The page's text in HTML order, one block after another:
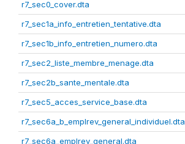
r7_sec0_cover.dta
r7_sec1a_info_entretien_tentative.dta
r7_sec1b_info_entretien_numero.dta
r7_sec2_liste_membre_menage.dta
r7_sec2b_sante_mentale.dta
r7_sec5_acces_service_base.dta
r7_sec6a_b_emplrev_general_individuel.dta
r7_sec6a_emplrev_general.dta